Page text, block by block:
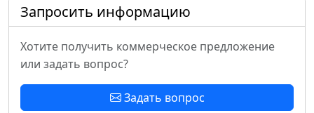
Запросить информацию
Хотите получить коммерческое предложение
или задать вопрос?
Задать вопрос